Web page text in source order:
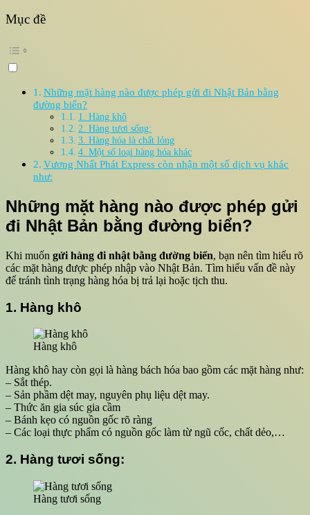
Mục đề
Những mặt hàng nào được phép gửi đi Nhật Bản bằng
đường biển?
1. Hàng khô
2. Hàng tươi sống:
3. Hàng hóa là chất lỏng
4. Một số loại hàng hóa khác
Vương Nhất Phát Express còn nhận một số dịch vụ khác
như:
Những mặt hàng nào được phép gửi
đi Nhật Bản bằng đường biển?
Khi muốn gửi hàng đi nhật bằng đường biển, bạn nên tìm hiểu rõ
các mặt hàng được phép nhập vào Nhật Bản. Tìm hiểu vấn đề này
để tránh tình trạng hàng hóa bị trả lại hoặc tịch thu.
1. Hàng khô
Hàng khô
Hàng khô hay còn gọi là hàng bách hóa bao gồm các mặt hàng như:
– Sắt thép.
– Sản phầm dệt may, nguyên phụ liệu dệt may.
– Thức ăn gia súc gia cầm
– Bánh kẹo có nguồn gốc rõ ràng
– Các loại thực phẩm có nguồn gốc làm từ ngũ cốc, chất dẻo,…
2. Hàng tươi sống:
Hàng tươi sống